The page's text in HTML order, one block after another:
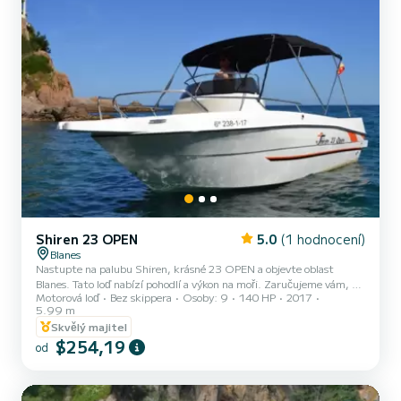
Shiren 23 OPEN 5.0 (1 hodnocení)
Blanes
Nastupte na palubu Shiren, krásné 23 OPEN a objevte oblast
Blanes. Tato loď nabízí pohodlí a výkon na moři. Zaručujeme vám, že
strávíte výjimečný den na této 6metrové lodi. Kapacita této lodi je
9 osob. Zveme vás, abyste podali žádost přímo na platformě
Motorová loď Bez skippera Osoby: 9 140 HP
2017
5.99 m
Skvělý majitel
od $254,19